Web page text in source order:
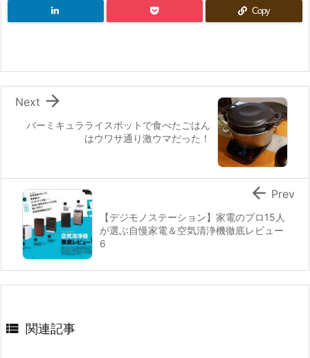
Copy
バーミキュラライスポットで食べたごはん
はウワサ通り激ウマだった！

Next
【デジモノステーション】家電のプロ15人
が選ぶ自慢家電＆空気清浄機徹底レビュー
6
 Prev
 関連記事